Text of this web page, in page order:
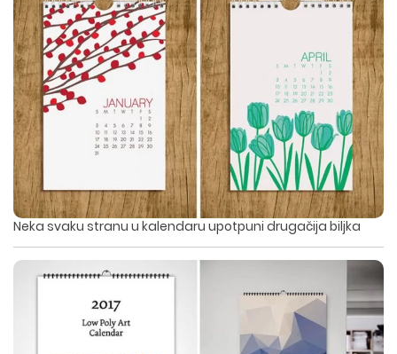
Neka svaku stranu u kalendaru upotpuni drugačija biljka